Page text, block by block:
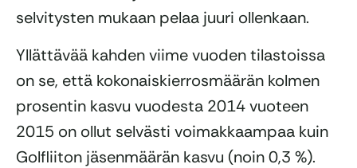
selvitysten mukaan pelaa juuri ollenkaan.
Yllättävää kahden viime vuoden tilastoissa
on se, että kokonaiskierrosmäärän kolmen
prosentin kasvu vuodesta 2014 vuoteen
2015 on ollut selvästi voimakkaampaa kuin
Golfliiton jäsenmäärän kasvu (noin 0,3 %).